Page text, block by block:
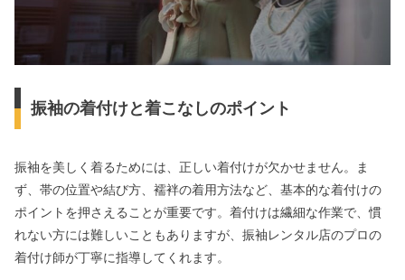
振袖の着付けと着こなしのポイント
振袖を美しく着るためには、正しい着付けが欠かせません。ま
ず、帯の位置や結び方、襦袢の着用方法など、基本的な着付けの
ポイントを押さえることが重要です。着付けは繊細な作業で、慣
れない方には難しいこともありますが、振袖レンタル店のプロの
着付け師が丁寧に指導してくれます。